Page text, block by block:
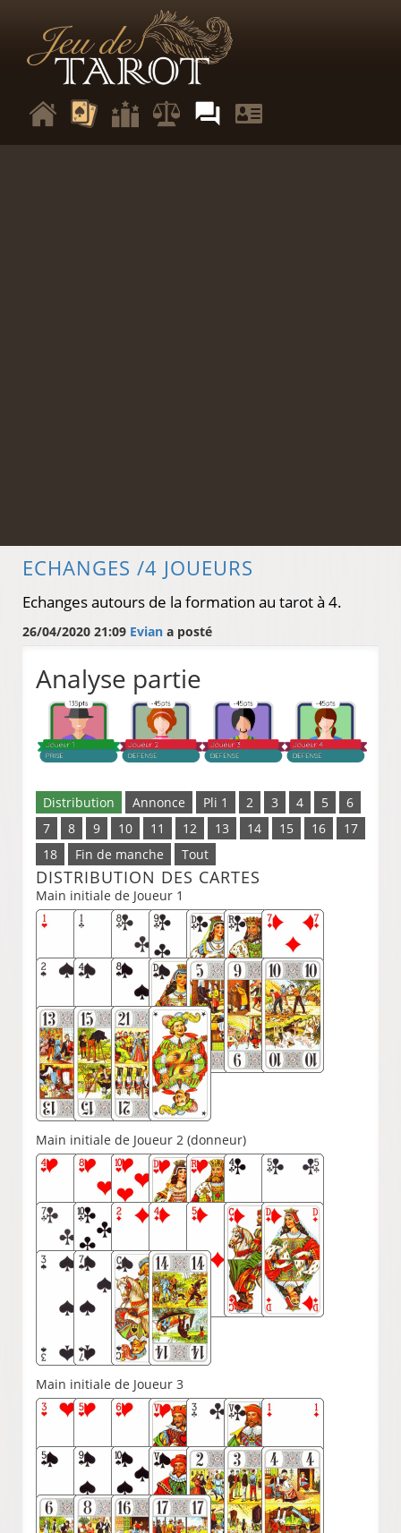
ECHANGES /4 JOUEURS
Echanges autours de la formation au tarot à 4.
26/04/2020 21:09 Evian a posté
Analyse partie
Distribution Annonce Pli 1 2 3 4 5
6
7
8 9 10 11 12 13 14 15 16
17
18
Fin de manche Tout
DISTRIBUTION DES CARTES
Main initiale de Joueur 1
Main initiale de Joueur 2 (donneur)
Main initiale de Joueur 3